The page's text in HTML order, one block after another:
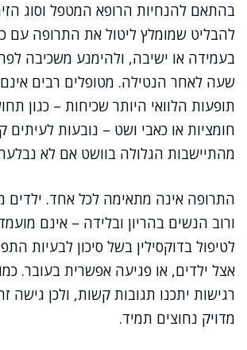
בהתאם להנחיות הרופא המטפל וסוג
להבליט שמומלץ ליטול את התרופה עם
בעמידה או ישיבה, ולהימנע משכיבה
שעה לאחר הנטילה. מטופלים רבים
תופעות הלוואי היותר שכיחות – כגון
חומציות או כאבי ושט – נובעות לעיתים
מהתיישבות הגלולה בוושט אם לא
ורוב הנשים בהריון ובלידה – אינם
לטיפול בדוקסילין בשל סיכון לבעיות
אצל ילדים, או פגיעה אפשרית בעובר.
רגישות יתכנו תגובות קשות, ולכן גישה
מדויק נחוצים תמיד.